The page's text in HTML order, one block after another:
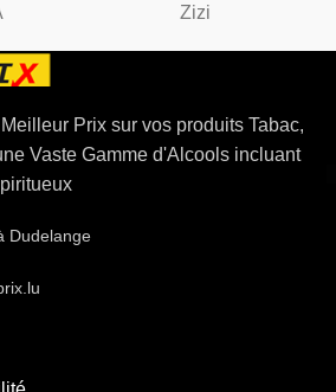
Zizi
Prix sur vos produits Tabac,
Vaste Gamme d'Alcools incluant
Dudelange